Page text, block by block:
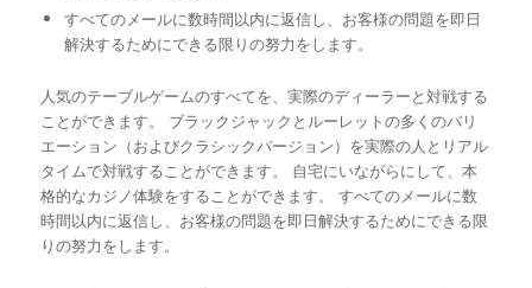
すべてのメールに数時間以内に返信し、お客様の問題を即日
解決するためにできる限りの努力をします。
人気のテーブルゲームのすべてを、実際のディーラーと対戦する
ことができます。 ブラックジャックとルーレットの多くのバリ
エーション（およびクラシックバージョン）を実際の人とリアル
タイムで対戦することができます。 自宅にいながらにして、本
格的なカジノ体験をすることができます。 すべてのメールに数
時間以内に返信し、お客様の問題を即日解決するためにできる限
りの努力をします。